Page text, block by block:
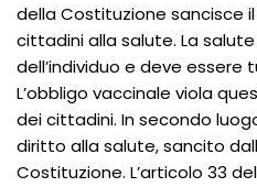
della Costituzione sancisce
cittadini alla salute. La
dell’individuo e deve
L’obbligo vaccinale viola
dei cittadini. In secondo
diritto alla salute, sancito
Costituzione. L’articolo 33